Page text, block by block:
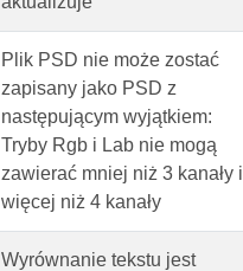
Plik PSD nie może zostać
zapisany jako PSD z
następującym wyjątkiem:
Tryby Rgb i Lab nie mogą
zawierać mniej niż 3 kanały i
więcej niż 4 kanały
Wyrównanie tekstu jest